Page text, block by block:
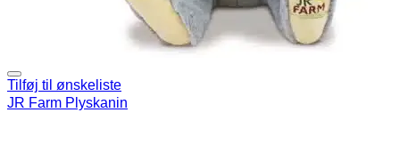
Tilføj til ønskeliste
JR Farm Plyskanin